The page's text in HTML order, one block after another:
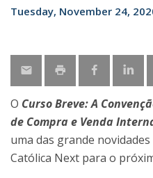
Tuesday, November 24,
O Curso Breve: A
de Compra e Venda
uma das grande
Católica Next para o